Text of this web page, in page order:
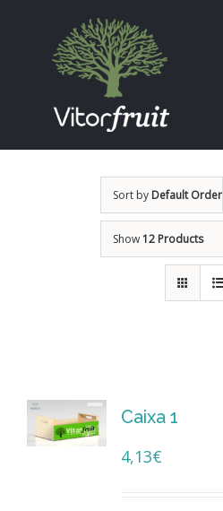
Sort by Default Order
Show12 Products
Caixa 1
4,13€